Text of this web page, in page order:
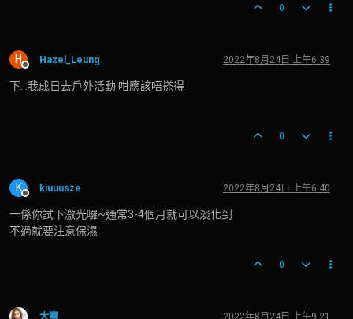
0
H
離線
Hazel_Leung 2022年8月24日 上午6:39
下...我成日去戶外活動 咁應該唔搽得
0
K
離線
kiuuusze 2022年8月24日 上午6:40
一係你試下激光囉~通常3-4個月就可以淡化到
不過就要注意保濕
0
大寶 2022年8月24日 上午9:21